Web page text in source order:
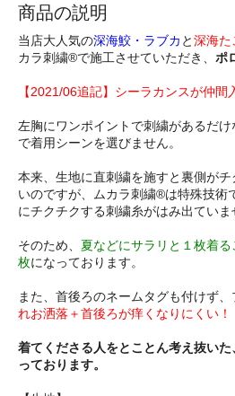
商品の説明
当店大人気の深海鮫・ラブカ と深海た
カラ刺繍®で施工させていただき、 ポ
【2021/06追記】シーラカンスが仲間
左胸にワンポイントで刺繍があるだ
で着用シーンを選びません。
本来、生地に直刺繍を施すと裏側が
いのですが、ムカラ刺繍®は特殊技術
にチクチクする刺繍糸がはみ出ていま
そのため、 夏などにサラリと１枚着る
枚になっております。
また、首後ろのネームタグも付けず、
れお洒落＋首後ろが痒くなりにくい！
着てくださる人をとことん考え抜い
っております。